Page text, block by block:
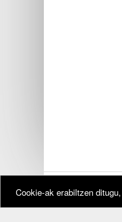
Cookie-ak erabiltzen